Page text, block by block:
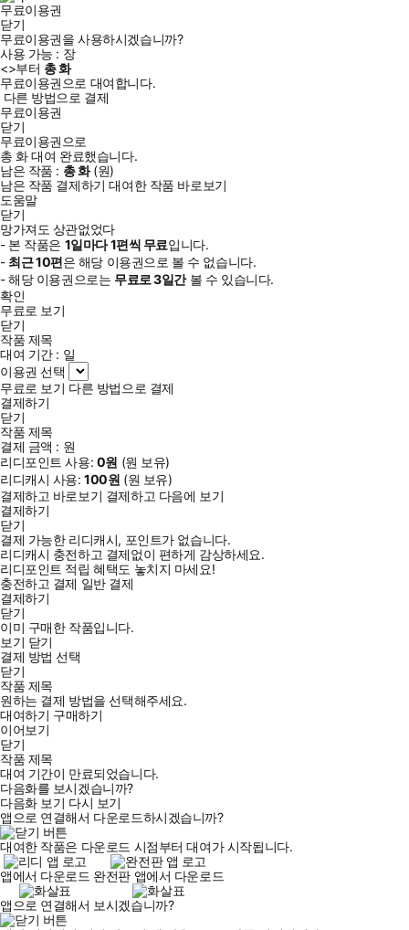
무료이용권
닫기
무료이용권을 사용하시겠습니까?
사용 가능 : 장
<>부터 총화
무료이용권으로 대여합니다.
다른 방법으로 결제
무료이용권
닫기
무료이용권으로
총 화대여 완료했습니다.
남은 작품 : 총화(원)
남은 작품 결제하기 대여한 작품 바로보기
도움말
닫기
망가져도 상관없었다
- 본 작품은 1일마다1편씩 무료입니다.
- 최근10편은 해당 이용권으로 볼 수 없습니다.
- 해당 이용권으로는 무료로3일간볼 수 있습니다.
확인
무료로 보기
닫기
작품 제목
대여 기간 : 일
이용권 선택
무료로 보기 다른 방법으로 결제
결제하기
닫기
작품 제목
결제 금액 : 원
리디포인트 사용: 0원 (원 보유)
리디캐시 사용:100원 (원 보유)
결제하고 바로보기 결제하고 다음에 보기
결제하기
닫기
결제 가능한 리디캐시, 포인트가 없습니다.
리디캐시 충전하고 결제없이 편하게 감상하세요.
리디포인트 적립 혜택도 놓치지 마세요!
충전하고 결제 일반 결제
결제하기
닫기
이미 구매한 작품입니다.
보기 닫기
결제 방법 선택
닫기
작품 제목
원하는 결제 방법을 선택해주세요.
대여하기 구매하기
이어보기
닫기
작품 제목
대여 기간이 만료되었습니다.
다음화를 보시겠습니까?
다음화 보기 다시 보기
앱으로 연결해서 다운로드하시겠습니까?
대여한 작품은 다운로드 시점부터 대여가 시작됩니다.
앱에서 다운로드 완전판 앱에서 다운로드
앱으로 연결해서 보시겠습니까?